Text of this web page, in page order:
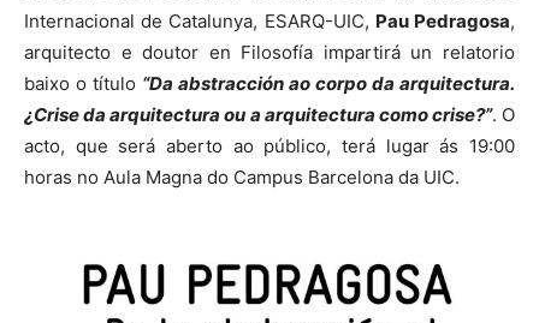
Internacional de Catalunya, ESARQ-UIC, Pau Pedragosa,
arquitecto e doutor en Filosofía impartirá un relatorio
baixo o título “Da abstracción ao corpo da arquitectura.
¿Crise da arquitectura ou a arquitectura como crise?”. O
acto, que será aberto ao público, terá lugar ás 19:00
horas no Aula Magna do Campus Barcelona da UIC.